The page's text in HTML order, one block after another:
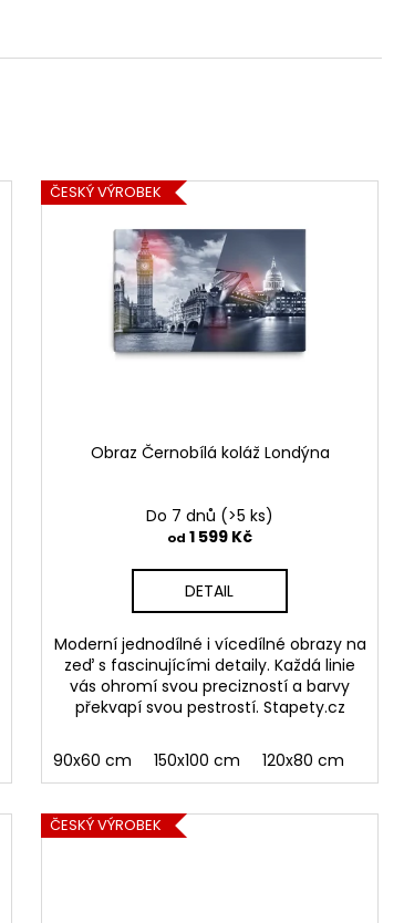
ČESKÝ VÝROBEK
Obraz Černobílá koláž Londýna
Do 7 dnů (>5 ks)
od 1 599 Kč
DETAIL
Moderní jednodílné i vícedílné obrazy na
zeď s fascinujícími detaily. Každá linie
vás ohromí svou precizností a barvy
překvapí svou pestrostí. Stapety.cz
90x60 cm 150x100 cm 120x80 cm
ČESKÝ VÝROBEK